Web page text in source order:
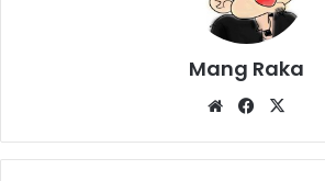
Mang Raka
WebsiteFacebook